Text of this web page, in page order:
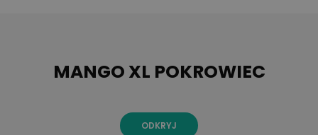
MANGO XL POKROWIEC
ODKRYJ